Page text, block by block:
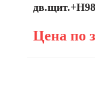
Цена по